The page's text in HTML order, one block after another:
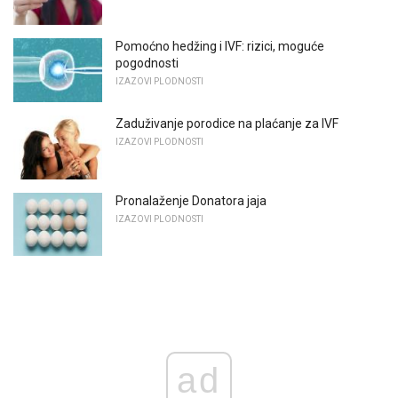
Pomoćno hedžing i IVF: rizici, moguće
pogodnosti
IZAZOVI PLODNOSTI
Zaduživanje porodice na plaćanje za IVF
IZAZOVI PLODNOSTI
Pronalaženje Donatora jaja
IZAZOVI PLODNOSTI
ad